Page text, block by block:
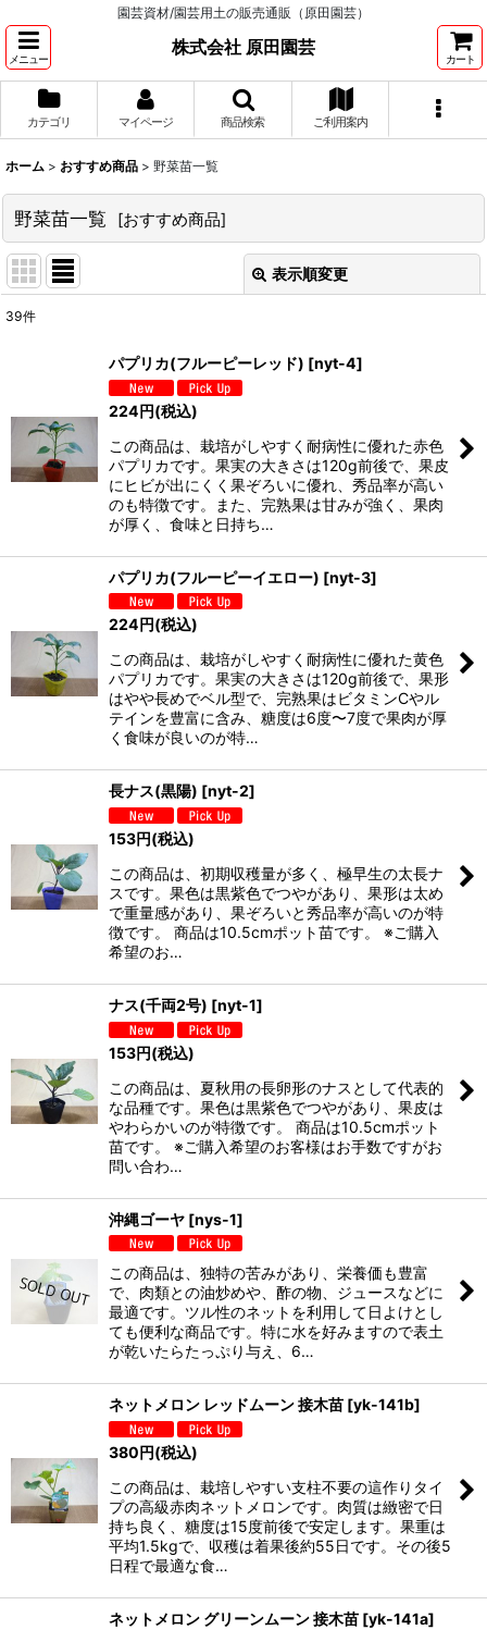
園芸資材/園芸用土の販売通販（原田園芸）
メニュー
株式会社 原田園芸
カート
カテゴリ マイページ 商品検索 ご利用案内
ホーム > おすすめ商品 > 野菜苗一覧
野菜苗一覧 [おすすめ商品]
表示順変更
絞り込む
39件
パプリカ(フルーピーレッド) [nyt-4]
224円(税込)
この商品は、栽培がしやすく耐病性に優れた赤色
パプリカです。果実の大きさは120g前後で、果皮
にヒビが出にくく果ぞろいに優れ、秀品率が高い
のも特徴です。また、完熟果は甘みが強く、果肉
が厚く、食味と日持ち…
パプリカ(フルーピーイエロー) [nyt-3]
224円(税込)
この商品は、栽培がしやすく耐病性に優れた黄色
パプリカです。果実の大きさは120g前後で、果形
はやや長めでベル型で、完熟果はビタミンCやル
テインを豊富に含み、糖度は6度〜7度で果肉が厚
く食味が良いのが特…
長ナス(黒陽) [nyt-2]
153円(税込)
この商品は、初期収穫量が多く、極早生の太長ナ
スです。果色は黒紫色でつやがあり、果形は太め
で重量感があり、果ぞろいと秀品率が高いのが特
徴です。 商品は10.5cmポット苗です。 ※ご購入
希望のお…
ナス(千両2号) [nyt-1]
153円(税込)
この商品は、夏秋用の長卵形のナスとして代表的
な品種です。果色は黒紫色でつやがあり、果皮は
やわらかいのが特徴です。 商品は10.5cmポット
苗です。 ※ご購入希望のお客様はお手数ですがお
問い合わ…
沖縄ゴーヤ [nys-1]
この商品は、独特の苦みがあり、栄養価も豊富
で、肉類との油炒めや、酢の物、ジュースなどに
最適です。ツル性のネットを利用して日よけとし
ても便利な商品です。特に水を好みますので表土
が乾いたらたっぷり与え、6…
ネットメロン レッドムーン 接木苗 [yk-141b]
380円(税込)
この商品は、栽培しやすい支柱不要の這作りタイ
プの高級赤肉ネットメロンです。肉質は緻密で日
持ち良く、糖度は15度前後で安定します。果重は
平均1.5kgで、収穫は着果後約55日です。その後5
日程で最適な食…
ネットメロン グリーンムーン 接木苗 [yk-141a]